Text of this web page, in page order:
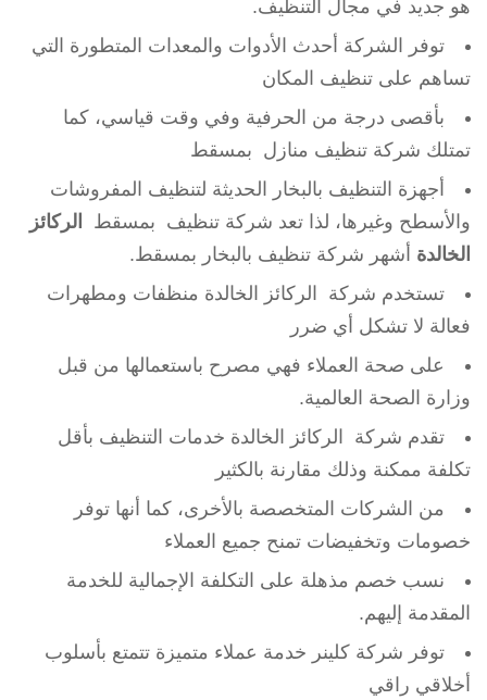
هو جديد في مجال التنظيف.
توفر الشركة أحدث الأدوات والمعدات المتطورة التي
تساهم على تنظيف المكان
بأقصى درجة من الحرفية وفي وقت قياسي، كما
تمتلك شركة تنظيف منازل بمسقط
أجهزة التنظيف بالبخار الحديثة لتنظيف المفروشات
والأسطح وغيرها، لذا تعد شركة تنظيف بمسقط
الركائز
الخالدة أشهر شركة تنظيف بالبخار بمسقط.
تستخدم شركة الركائز الخالدة منظفات ومطهرات
فعالة لا تشكل أي ضرر
على صحة العملاء فهي مصرح باستعمالها من قبل
وزارة الصحة العالمية.
تقدم شركة الركائز الخالدة خدمات التنظيف بأقل
تكلفة ممكنة وذلك مقارنة بالكثير
من الشركات المتخصصة بالأخرى، كما أنها توفر
خصومات وتخفيضات تمنح جميع العملاء
نسب خصم مذهلة على التكلفة الإجمالية للخدمة
المقدمة إليهم.
توفر شركة كلينر خدمة عملاء متميزة تتمتع بأسلوب
أخلاقي راقي